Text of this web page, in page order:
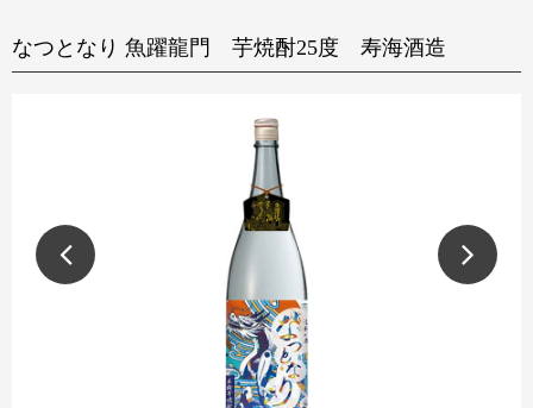
なつとなり 魚躍龍門 芋焼酎25度 寿海酒造